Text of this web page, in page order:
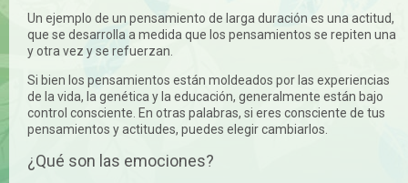
Un ejemplo de un pensamiento de larga duración es una actitud,
que se desarrolla a medida que los pensamientos se repiten una
y otra vez y se refuerzan.
Si bien los pensamientos están moldeados por las experiencias
de la vida, la genética y la educación, generalmente están bajo
control consciente. En otras palabras, si eres consciente de tus
pensamientos y actitudes, puedes elegir cambiarlos.
¿Qué son las emociones?